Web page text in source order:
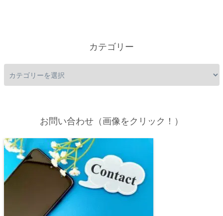
カテゴリー
お問い合わせ（画像をクリック！）